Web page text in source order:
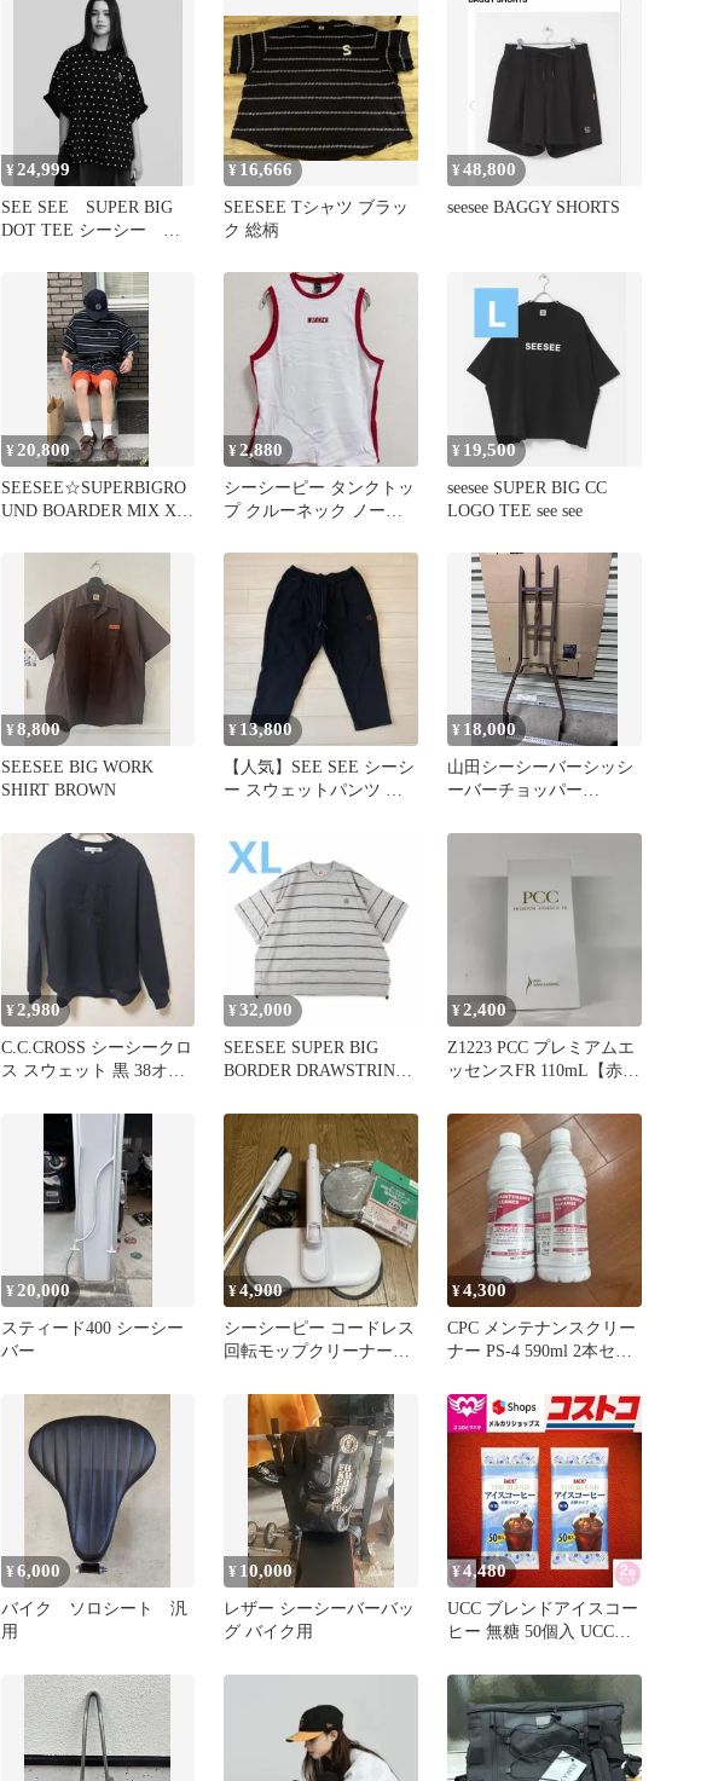
¥24,999
SEE SEE SUPER BIG
DOT TEE シーシー ド
¥ 16,666
SEESEE Tシャツ ブラッ
ク 総柄
¥48,800
seesee BAGGY SHORTS
¥ 20,800
SEESEE☆SUPERBIGRO
UND BOARDER MIX XL
¥2,880
シーシーピー タンクトッ
プ クルーネック ノース
¥ 19,500
seesee SUPER BIG CC
LOGO TEE see see
¥8,800
SEESEE BIG WORK
SHIRT BROWN
¥ 13,800
【人気】SEE SEE シーシ
ー スウェットパンツ ブ
¥ 18,000
山田シーシーバーシッシ
ーバーチョッパー
¥2,980
C.C.CROSS シーシークロ
ス スウェット 黒 38オー
¥ 32,000
SEESEE SUPER BIG
BORDER DRAWSTRINGS
¥2,400
Z1223 PCC プレミアムエ
ッセンスFR 110mL【赤字
¥20,000
スティード400 シーシー
バー
¥4,900
シーシーピー コードレス
回転モップクリーナー
¥4,300
CPC メンテナンスクリー
ナー PS-4 590ml 2本セッ
¥6,000
バイク ソロシート 汎
用
¥ 10,000
レザー シーシーバーバッ
グ バイク用
¥4,480
UCC ブレンドアイスコー
ヒー 無糖 50個入 UCC
入り×2袋 ポーション き
釈タイプ 無糖 コーヒー
ユーシーシー ブラックコ
ーヒー コストコ